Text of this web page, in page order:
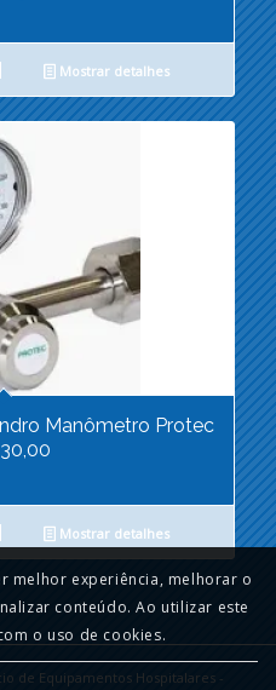
Mostrar detalhes
Manômetro Protec
Mostrar detalhes
de Equipamentos Hospitalares -
melhor experiência, melhorar o
conteúdo. Ao utilizar este
o uso de cookies.